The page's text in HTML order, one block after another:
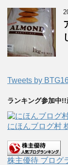
Tweets by
ランキング参加中!!
にほんブログ村
株主優待 ブログ